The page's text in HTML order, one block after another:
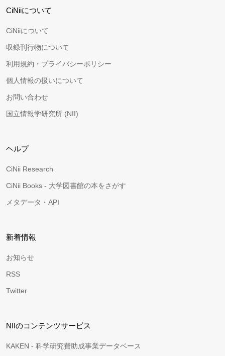
CiNiiについて
CiNiiについて
収録刊行物について
利用規約・プライバシーポリシー
個人情報の扱いについて
お問い合わせ
国立情報学研究所 (NII)
ヘルプ
CiNii Research
CiNii Books - 大学図書館の本をさがす
メタデータ・API
新着情報
お知らせ
RSS
Twitter
NIIのコンテンツサービス
KAKEN - 科学研究費助成事業データベース